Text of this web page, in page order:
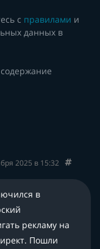
с правилами и
данных в
2025 в 15:32
в
рекламу на
Пошли